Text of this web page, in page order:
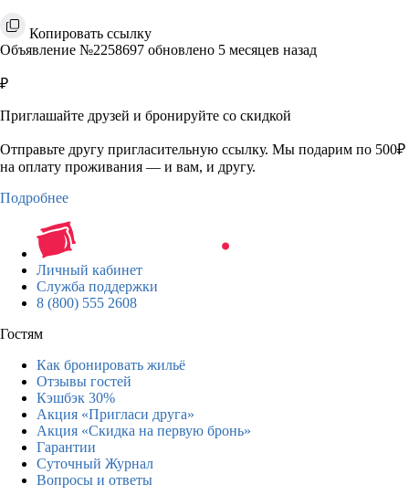
Копировать ссылку
Объявление №2258697 обновлено 5 месяцев назад
₽
Приглашайте друзей и бронируйте со скидкой
Отправьте другу пригласительную ссылку. Мы подарим по 500₽
на оплату проживания — и вам, и другу.
Подробнее
Личный кабинет
Служба поддержки
8 (800) 555 2608
Гостям
Как бронировать жильё
Отзывы гостей
Кэшбэк 30%
Акция «Пригласи друга»
Акция «Скидка на первую бронь»
Гарантии
Суточный Журнал
Вопросы и ответы